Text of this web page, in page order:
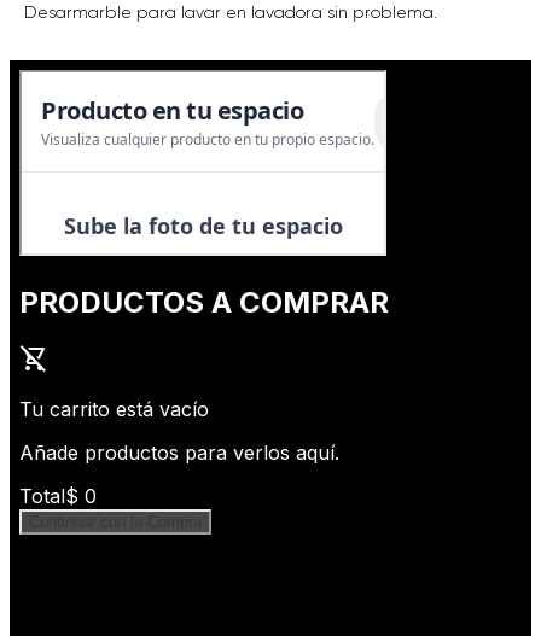
Desarmarble para lavar en lavadora sin problema.